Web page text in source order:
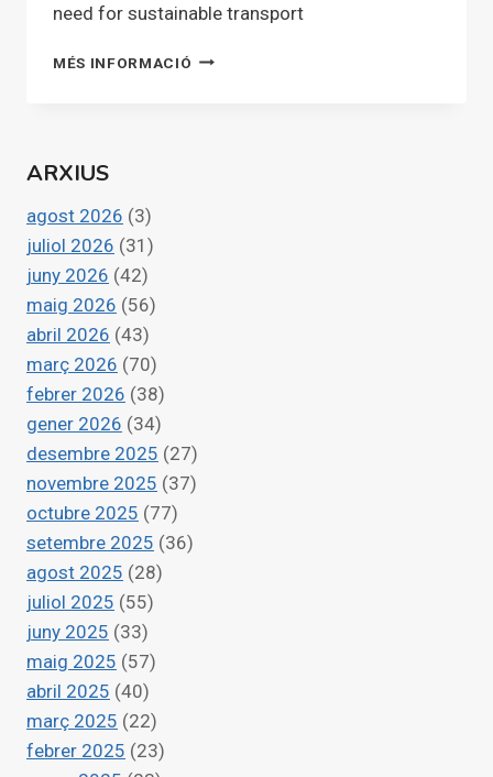
need for sustainable transport
MÉS INFORMACIÓ CAR-
ARXIUS
agost 2026 (3)
juliol 2026 (31)
juny 2026 (42)
maig 2026 (56)
abril 2026 (43)
març 2026 (70)
febrer 2026 (38)
gener 2026 (34)
desembre 2025 (27)
novembre 2025 (37)
octubre 2025 (77)
setembre 2025 (36)
agost 2025 (28)
juliol 2025 (55)
juny 2025 (33)
maig 2025 (57)
abril 2025 (40)
març 2025 (22)
febrer 2025 (23)